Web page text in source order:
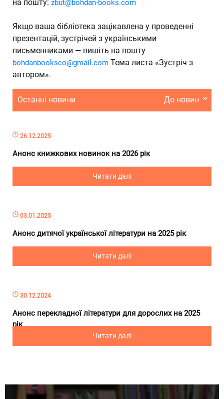
на пошту: zbut@bohdan-books.com
Якщо ваша бібліотека зацікавлена у проведенні
презентацій, зустрічей з українськими
письменниками — пишіть на пошту
bohdanbooksco@gmail.com Тема листа «Зустріч з
автором».
Останні новини До новин
26.12.2025
Анонс книжкових новинок на 2026 рік
Читати далі
03.01.2025
Анонс дитячої української літератури на 2025 рік
Читати далі
30.12.2024
Анонс перекладної літератури для дорослих на 2025
рік
Читати далі